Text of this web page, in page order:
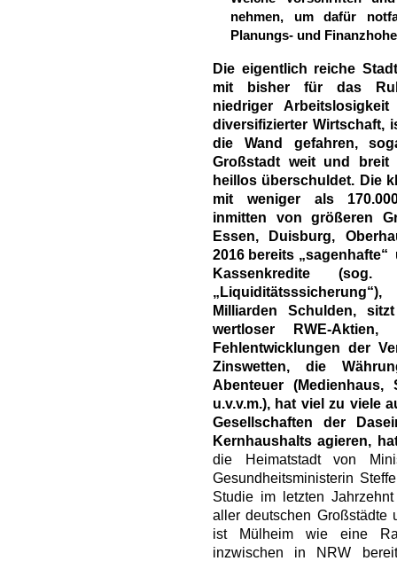
nehmen, um dafür
Planungs- und
Die eigentlich reiche
mit bisher für das
niedriger
diversifizierter Wirtschaft,
die Wand gefahren,
Großstadt weit und breit
heillos überschuldet. Die
mit weniger als
inmitten von größeren
Essen, Duisburg,
2016 bereits „sagenhafte“
Kassenkredite
Milliarden Schulden,
wertloser RWE-
Fehlentwicklungen der
Zinswetten, die
Abenteuer (Medienhaus,
u.v.v.m.), hat viel zu viele
Gesellschaften der
Kernhaushalts agieren,
die Heimatstadt von
Gesundheitsministerin
Studie im letzten
aller deutschen Großstädte
ist Mülheim wie eine
inzwischen in NRW